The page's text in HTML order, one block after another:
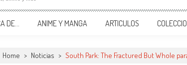
DE… ANIME Y MANGA ARTICULOS
Home > Noticias > South Park: The Fractured But Whole